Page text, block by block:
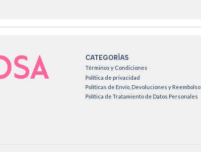
CATEGORÍAS
Términos y Condiciones
Política de privacidad
Políticas de Envío, Devoluciones y Reembolso
Política de Tratamiento de Datos Personales